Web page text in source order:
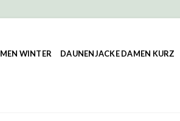
WINTER DAUNENJACKE DAMEN KURZ